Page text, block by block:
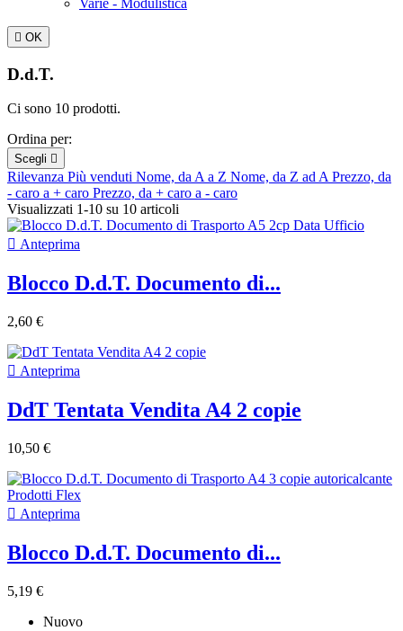
Varie - Modulistica
 OK
D.d.T.
Ci sono 10 prodotti.
Ordina per:
Scegli 
Rilevanza Più venduti Nome, da A a Z Nome, da Z ad APrezzo, da
- caro a + caro Prezzo, da + caro a - caro
Visualizzati 1-10 su 10 articoli
 Anteprima
Blocco D.d.T. Documento di...
2,60 €
 Anteprima
DdT Tentata Vendita A4 2 copie
10,50 €
 Anteprima
Blocco D.d.T. Documento di...
5,19 €
Nuovo